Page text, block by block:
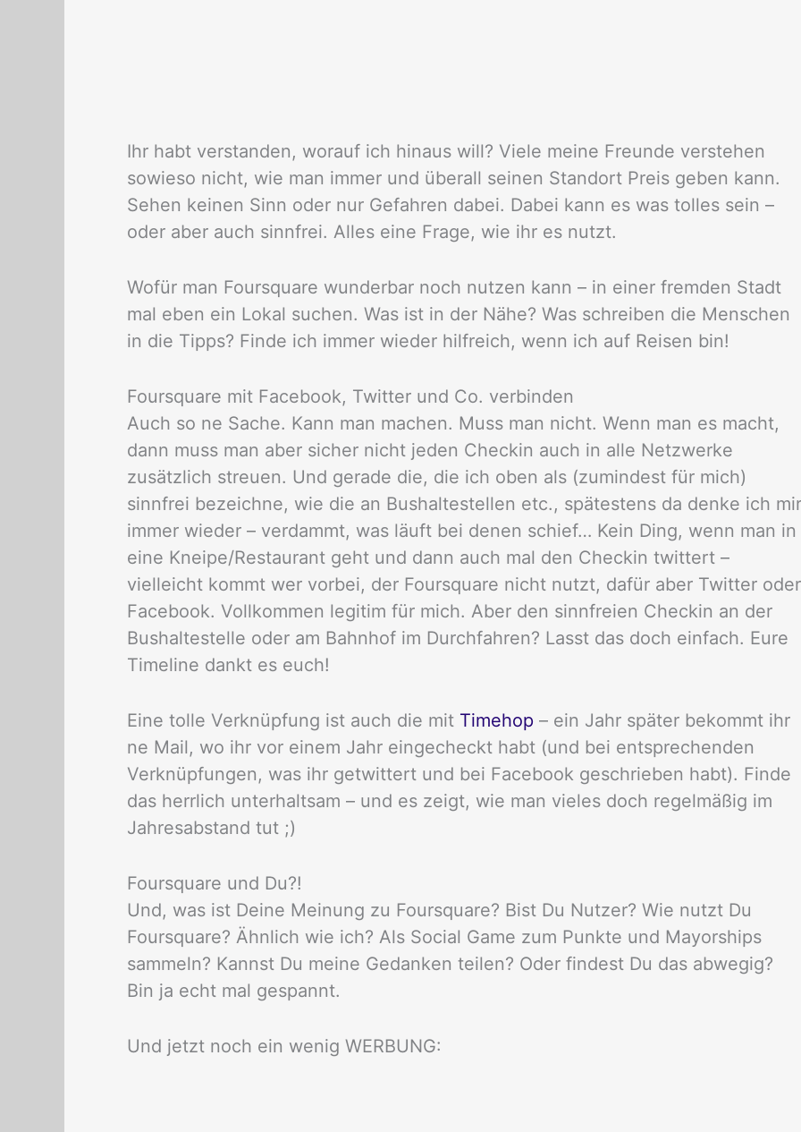
Ihr habt verstanden, worauf ich hinaus will? Viele meine Freunde verstehen
sowieso nicht, wie man immer und überall seinen Standort Preis geben kann.
Sehen keinen Sinn oder nur Gefahren dabei. Dabei kann es was tolles sein –
oder aber auch sinnfrei. Alles eine Frage, wie ihr es nutzt.
Wofür man Foursquare wunderbar noch nutzen kann – in einer fremden Stadt
mal eben ein Lokal suchen. Was ist in der Nähe? Was schreiben die Menschen
in die Tipps? Finde ich immer wieder hilfreich, wenn ich auf Reisen bin!
Foursquare mit Facebook, Twitter und Co. verbinden
Auch so ne Sache. Kann man machen. Muss man nicht. Wenn man es macht,
dann muss man aber sicher nicht jeden Checkin auch in alle Netzwerke
zusätzlich streuen. Und gerade die, die ich oben als (zumindest für mich)
sinnfrei bezeichne, wie die an Bushaltestellen etc., spätestens da denke ich mir
immer wieder – verdammt, was läuft bei denen schief… Kein Ding, wenn man in
eine Kneipe/Restaurant geht und dann auch mal den Checkin twittert –
vielleicht kommt wer vorbei, der Foursquare nicht nutzt, dafür aber Twitter oder
Facebook. Vollkommen legitim für mich. Aber den sinnfreien Checkin an der
Bushaltestelle oder am Bahnhof im Durchfahren? Lasst das doch einfach. Eure
Timeline dankt es euch!
Eine tolle Verknüpfung ist auch die mit Timehop – ein Jahr später bekommt ihr
ne Mail, wo ihr vor einem Jahr eingecheckt habt (und bei entsprechenden
Verknüpfungen, was ihr getwittert und bei Facebook geschrieben habt). Finde
das herrlich unterhaltsam – und es zeigt, wie man vieles doch regelmäßig im
Jahresabstand tut ;)
Foursquare und Du?!
Und, was ist Deine Meinung zu Foursquare? Bist Du Nutzer? Wie nutzt Du
Foursquare? Ähnlich wie ich? Als Social Game zum Punkte und Mayorships
sammeln? Kannst Du meine Gedanken teilen? Oder findest Du das abwegig?
Bin ja echt mal gespannt.
Und jetzt noch ein wenig WERBUNG: